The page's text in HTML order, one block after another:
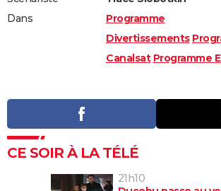
Dans
Programme
Divertissements
Canalsat Programme
CE SOIR À LA TÉLÉ
21h10